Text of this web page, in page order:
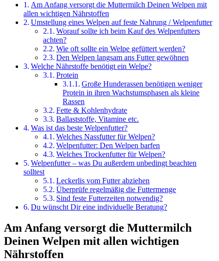
Am Anfang versorgt die Muttermilch Deinen Welpen mit
allen wichtigen Nährstoffen
Umstellung eines Welpen auf feste Nahrung / Welpenfutter
Worauf sollte ich beim Kauf des Welpenfutters
achten?
Wie oft sollte ein Welpe gefüttert werden?
Den Welpen langsam ans Futter gewöhnen
Welche Nährstoffe benötigt ein Welpe?
Protein
Große Hunderassen benötigen weniger
Protein in ihren Wachstumsphasen als kleine
Rassen
Fette & Kohlenhydrate
Ballaststoffe, Vitamine etc.
Was ist das beste Welpenfutter?
Welches Nassfutter für Welpen?
Welpenfutter: Den Welpen barfen
Welches Trockenfutter für Welpen?
Welpenfutter – was Du außerdem unbedingt beachten
solltest
Leckerlis vom Futter abziehen
Überprüfe regelmäßig die Futtermenge
Sind feste Futterzeiten notwendig?
Du wünscht Dir eine individuelle Beratung?
Am Anfang versorgt die Muttermilch
Deinen Welpen mit allen wichtigen
Nährstoffen